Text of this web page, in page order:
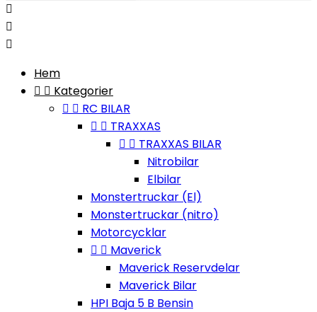



Hem
  Kategorier
  RC BILAR
  TRAXXAS
  TRAXXAS BILAR
Nitrobilar
Elbilar
Monstertruckar (El)
Monstertruckar (nitro)
Motorcycklar
  Maverick
Maverick Reservdelar
Maverick Bilar
HPI Baja 5 B Bensin